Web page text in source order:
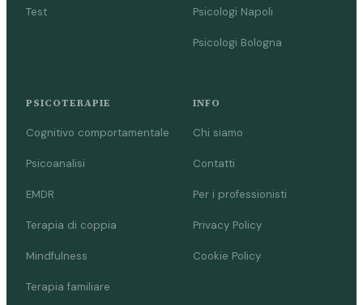
Test Psicologi Napoli
Psicologi Bologna
PSICOTERAPIE
Cognitivo comportamentale
Psicoanalisi
EMDR
Terapia di coppia
Mindfulness
Terapia familiare
INFO
Chi siamo
Contatti
Per i professionisti
Privacy Policy
Cookie Policy